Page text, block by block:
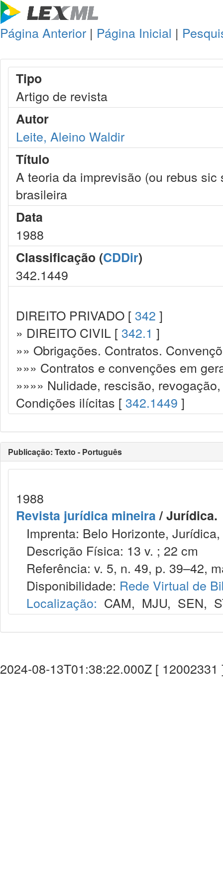
Página Anterior | Página Inicial |
Tipo
Artigo de revista
Autor
Leite, Aleino Waldir
Título
A teoria da imprevisão (ou rebus
brasileira
Data
1988
Classificação (CDDir)
342.1449
DIREITO PRIVADO [ 342 ]
» DIREITO CIVIL [ 342.1 ]
»» Obrigações. Contratos.
»»» Contratos e convenções em
»»»» Nulidade, rescisão,
Condições ilícitas [ 342.1449 ]
Publicação: Texto - Português
1988
Revista jurídica mineira/ Jurídica.
Imprenta: Belo Horizonte,
Descrição Física: 13 v. ; 22 cm
Referência: v. 5, n. 49, p. 39–42,
Disponibilidade: Rede Virtual de
Localização: CAM, MJU, SEN,
2024-08-13T01:38:22.000Z [ 12002331